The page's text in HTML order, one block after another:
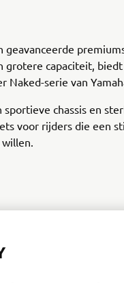
geavanceerde
grotere capaciteit,
Naked-serie van
sportieve chassis en
voor rijders die een